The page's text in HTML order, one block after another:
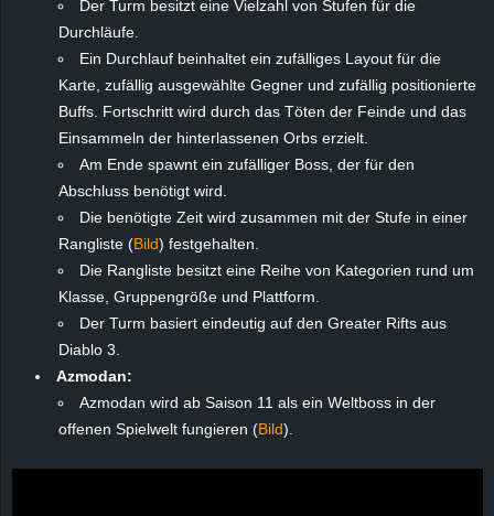
Der Turm besitzt eine Vielzahl von Stufen für die
Durchläufe.
Ein Durchlauf beinhaltet ein zufälliges Layout für die
Karte, zufällig ausgewählte Gegner und zufällig positionierte
Buffs. Fortschritt wird durch das Töten der Feinde und das
Einsammeln der hinterlassenen Orbs erzielt.
Am Ende spawnt ein zufälliger Boss, der für den
Abschluss benötigt wird.
Die benötigte Zeit wird zusammen mit der Stufe in einer
Rangliste (Bild) festgehalten.
Die Rangliste besitzt eine Reihe von Kategorien rund um
Klasse, Gruppengröße und Plattform.
Der Turm basiert eindeutig auf den Greater Rifts aus
Diablo 3.
Azmodan:
Azmodan wird ab Saison 11 als ein Weltboss in der
offenen Spielwelt fungieren (Bild).